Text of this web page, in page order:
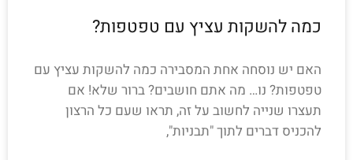
כמה להשקות עציץ עם טפטפות?
האם יש נוסחה אחת המסבירה כמה להשקות עציץ עם
טפטפות? נו… מה אתם חושבים? ברור שלא! אם
תעצרו שנייה לחשוב על זה, תראו שעם כל הרצון
להכניס דברים לתוך "תבניות",